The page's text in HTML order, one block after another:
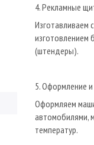
4. Рекламные
Изготавливаем
изготовлением
(штендеры).
5. Оформление
Оформляем
автомобилями,
температур.